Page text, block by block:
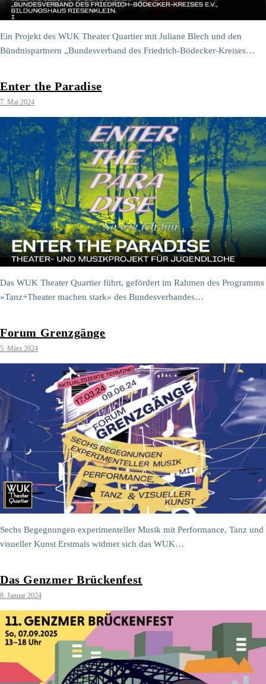
Ein Projekt des WUK Theater Quartier mit Juliane Blech und den
Bündnispartnern „Bundesverband des Friedrich-Bödecker-Kreises…
Enter the Paradise
7. Mai 2024
Das WUK Theater Quartier führt, gefördert im Rahmen des Programms
»Tanz+Theater machen stark« des Bundesverbandes…
Forum Grenzgänge
5. März 2024
Sechs Begegnungen experimenteller Musik mit Performance, Tanz und
visueller Kunst Erstmals widmet sich das WUK…
Das Genzmer Brückenfest
8. Januar 2024